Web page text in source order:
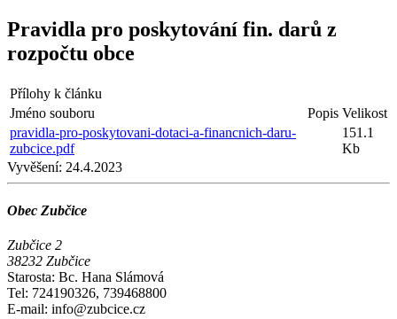
Pravidla pro poskytování fin. darů z
rozpočtu obce
Přílohy k článku
Jméno souboru
Popis Velikost
pravidla-pro-poskytovani-dotaci-a-financnich-daru-
zubcice.pdf
151.1
Kb
Vyvěšení: 24.4.2023
Obec Zubčice
Zubčice 2
38232 Zubčice
Starosta: Bc. Hana Slámová
Tel: 724190326, 739468800
E-mail: info@zubcice.cz